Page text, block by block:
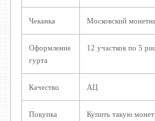
Чеканка Московский
Оформление
гурта
12 участков по 5
Качество АЦ
Покупка
Купить такую